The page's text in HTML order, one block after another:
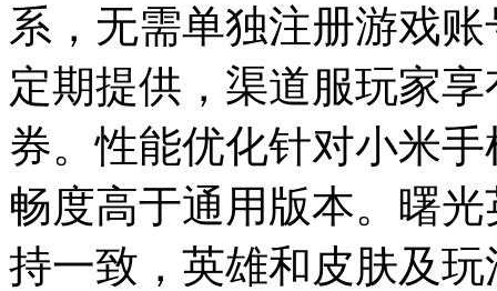
系，无需单独注册游戏
定期提供，渠道服玩家
券。性能优化针对小米
畅度高于通用版本。曙
持一致，英雄和皮肤及